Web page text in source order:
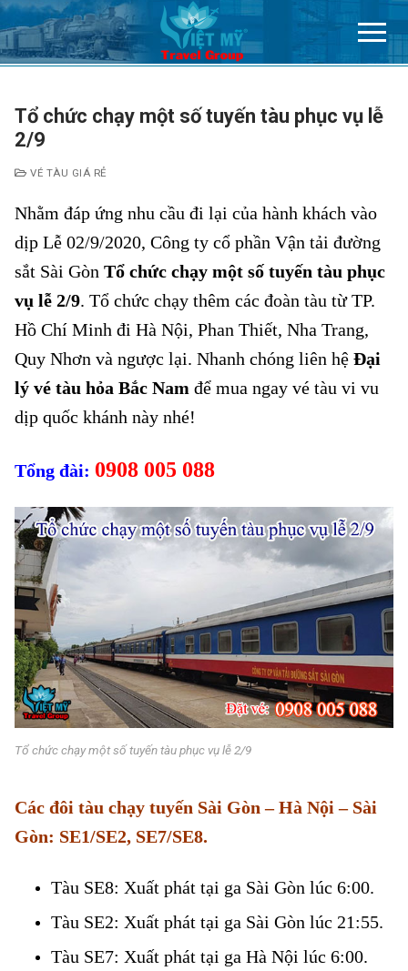
Chuyển
đến
nội
Tổ chức chạy một số tuyến tàu phục vụ lễ
2/9
VÉ TÀU GIÁ RẺ
Nhằm đáp ứng nhu cầu đi lại của hành khách vào
dịp Lễ 02/9/2020, Công ty cổ phần Vận tải đường
sắt Sài Gòn Tổ chức chạy một số tuyến tàu phục
vụ lễ 2/9. Tổ chức chạy thêm các đoàn tàu từ TP.
Hồ Chí Minh đi Hà Nội, Phan Thiết, Nha Trang,
Quy Nhơn và ngược lại. Nhanh chóng liên hệ Đại
lý vé tàu hỏa Bắc Nam để mua ngay vé tàu vi vu
dịp quốc khánh này nhé!
Tổng đài: 0908 005 088
Tổ chức chạy một số tuyến tàu phục vụ lễ 2/9
Các đôi tàu chạy tuyến Sài Gòn – Hà Nội – Sài
Gòn: SE1/SE2, SE7/SE8.
Tàu SE8: Xuất phát tại ga Sài Gòn lúc 6:00.
Tàu SE2: Xuất phát tại ga Sài Gòn lúc 21:55.
Tàu SE7: Xuất phát tại ga Hà Nội lúc 6:00.